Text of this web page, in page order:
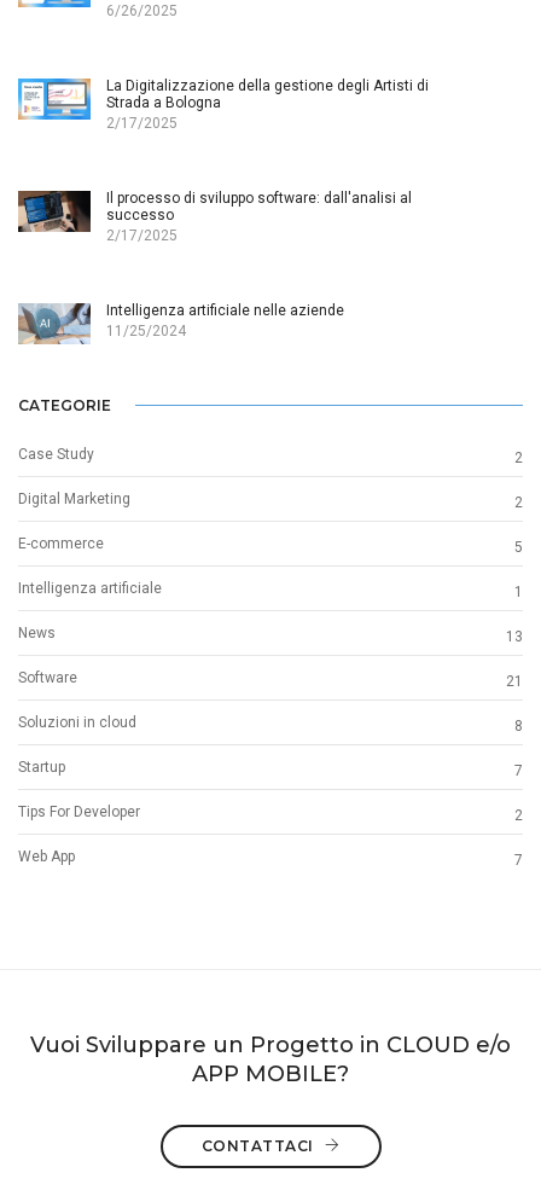
6/26/2025
La Digitalizzazione della gestione degli Artisti di
Strada a Bologna
2/17/2025
Il processo di sviluppo software: dall'analisi al
successo
2/17/2025
Intelligenza artificiale nelle aziende
11/25/2024
CATEGORIE
Case Study 2
Digital Marketing 2
E-commerce 5
Intelligenza artificiale 1
News 13
Software 21
Soluzioni in cloud 8
Startup 7
Tips For Developer 2
Web App 7
Vuoi Sviluppare un Progetto in CLOUD e/o
APP MOBILE?
CONTATTACI